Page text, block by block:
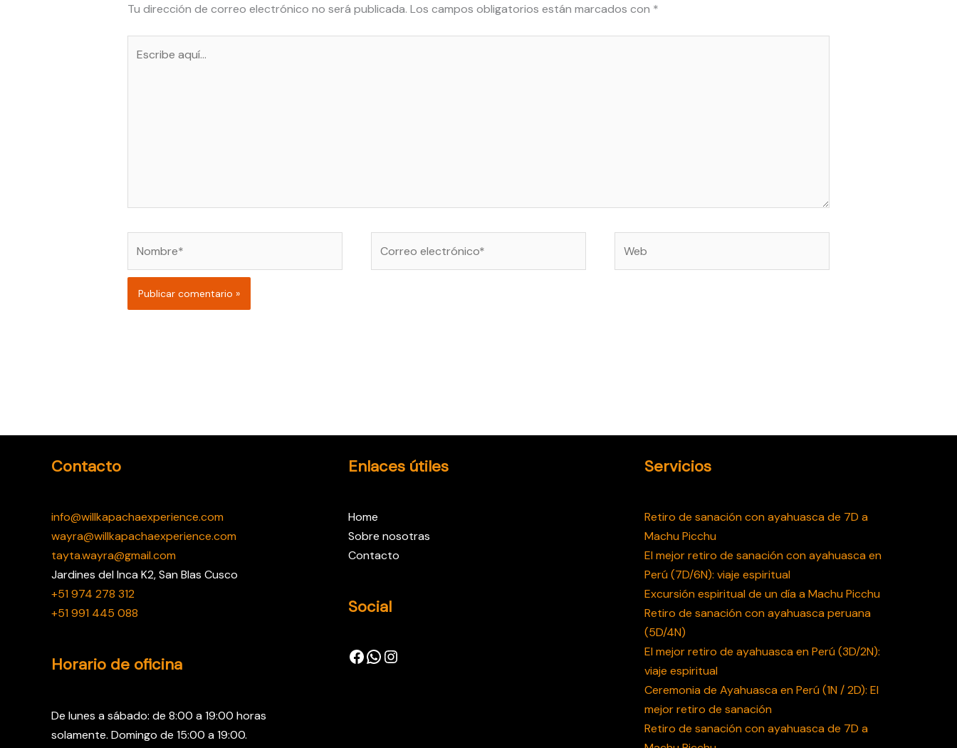
Tu dirección de correo electrónico no será publicada. Los campos obligatorios están marcados con *
aquí...
electrónico*
Contacto
info@willkapachaexperience.com
wayra@willkapachaexperience.com
tayta.wayra@gmail.com
Jardines del Inca K2, San Blas Cusco
+51 974 278 312
+51 991 445 088
Horario de oficina
De lunes a sábado: de 8:00 a 19:00 horas
solamente. Domingo de 15:00 a 19:00.
Enlaces útiles
Home
Sobre nosotras
Contacto
Social
Servicios
Retiro de sanación con ayahuasca de 7D a
Machu Picchu
El mejor retiro de sanación con ayahuasca en
Perú (7D/6N): viaje espiritual
Excursión espiritual de un día a Machu Picchu
Retiro de sanación con ayahuasca peruana
(5D/4N)
El mejor retiro de ayahuasca en Perú (3D/2N):
viaje espiritual
Ceremonia de Ayahuasca en Perú (1N / 2D): El
mejor retiro de sanación
Retiro de sanación con ayahuasca de 7D a